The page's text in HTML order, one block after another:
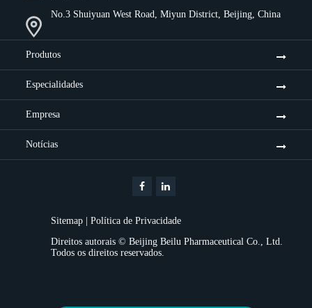
No.3 Shuiyuan West Road, Miyun District, Beijing, China
Produtos
Especialidades
Empresa
Notícias
Sitemap
Política de Privacidade
Direitos autorais © Beijing Beilu Pharmaceutical Co., Ltd.
Todos os direitos reservados.